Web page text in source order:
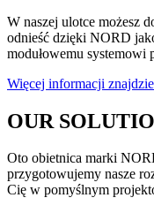
W naszej ulotce możesz
odnieść dzięki NORD
modułowemu systemowi
Więcej informacji
OUR
Oto obietnica marki
przygotowujemy nasze
Cię w pomyślnym